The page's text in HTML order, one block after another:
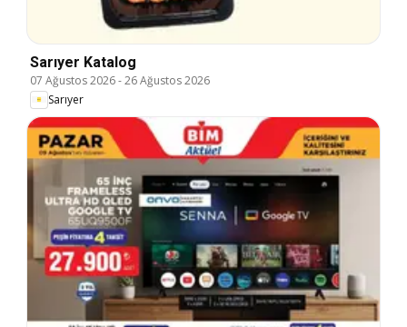
Sarıyer Katalog
07 Ağustos 2026-26 Ağustos 2026
Sarıyer